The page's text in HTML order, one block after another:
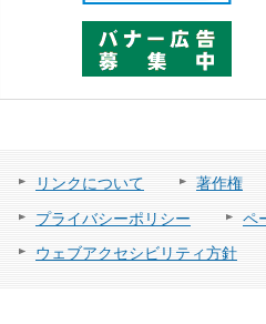
リンクについて 著作権
プライバシーポリシー
ペ
ウェブアクセシビリティ方針